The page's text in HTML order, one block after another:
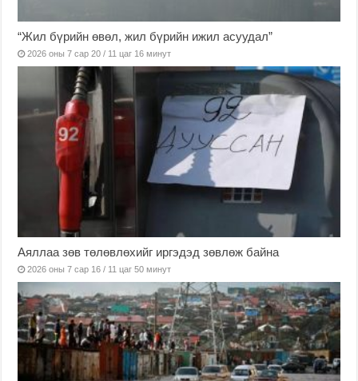
“Жил бүрийн өвөл, жил бүрийн ижил асуудал”
2026 оны 7 сар 20 / 11 цаг 16 минут
Аяллаа зөв төлөвлөхийг иргэдэд зөвлөж байна
2026 оны 7 сар 16 / 11 цаг 50 минут